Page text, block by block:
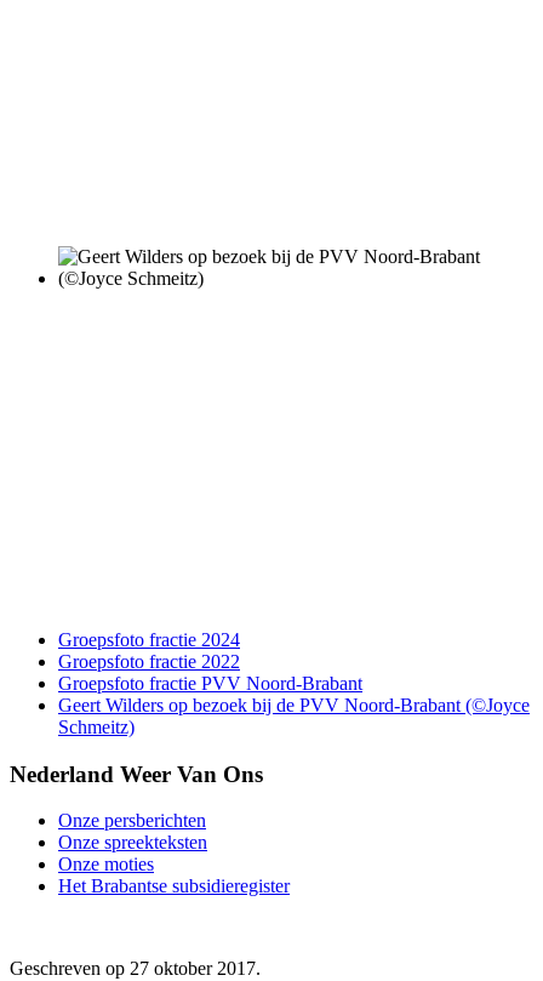
Groepsfoto fractie 2024
Groepsfoto fractie 2022
Groepsfoto fractie PVV Noord-Brabant
Geert Wilders op bezoek bij de PVV Noord-Brabant (©Joyce
Schmeitz)
Nederland Weer Van Ons
Onze persberichten
Onze spreekteksten
Onze moties
Het Brabantse subsidieregister
Geschreven op 27 oktober 2017.